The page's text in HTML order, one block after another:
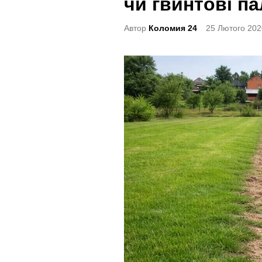
t
i
n
Автор Коломия 24 25 Лютого